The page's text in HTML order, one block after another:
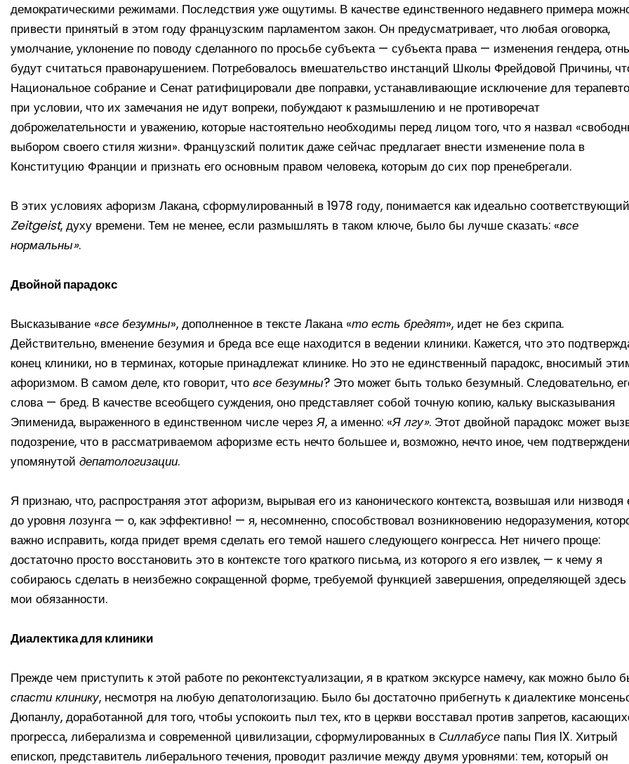
демократическими режимами. Последствия уже ощутимы. В качестве единственного недавнего примера
привести принятый в этом году французским парламентом закон. Он предусматривает, что любая оговорка,
умолчание, уклонение по поводу сделанного по просьбе субъекта — субъекта права — изменения гендера,
будут считаться правонарушением. Потребовалось вмешательство инстанций Школы Фрейдовой Причины,
Национальное собрание и Сенат ратифицировали две поправки, устанавливающие исключение для
при условии, что их замечания не идут вопреки, побуждают к размышлению и не противоречат
доброжелательности и уважению, которые настоятельно необходимы перед лицом того, что я назвал
выбором своего стиля жизни». Французский политик даже сейчас предлагает внести изменение пола в
Конституцию Франции и признать его основным правом человека, которым до сих пор пренебрегали.
В этих условиях афоризм Лакана, сформулированный в 1978 году, понимается как идеально соответствующий
Zeitgeist, духу времени. Тем не менее, если размышлять в таком ключе, было бы лучше сказать: «все
нормальны».
Двойной парадокс
Высказывание «все безумны», дополненное в тексте Лакана «то есть бредят», идет не без скрипа.
Действительно, вменение безумия и бреда все еще находится в ведении клиники. Кажется, что это
конец клиники, но в терминах, которые принадлежат клинике. Но это не единственный парадокс, вносимый
афоризмом. В самом деле, кто говорит, что все безумны? Это может быть только безумный. Следовательно,
слова — бред. В качестве всеобщего суждения, оно представляет собой точную копию, кальку высказывания
Эпименида, выраженного в единственном числе черезЯ, а именно: «Я лгу». Этот двойной парадокс может
подозрение, что в рассматриваемом афоризме есть нечто большее и, возможно, нечто иное, чем
упомянутой депатологизации.
Я признаю, что, распространяя этот афоризм, вырывая его из канонического контекста, возвышая или низводя
до уровня лозунга — о, как эффективно! — я, несомненно, способствовал возникновению недоразумения,
важно исправить, когда придет время сделать его темой нашего следующего конгресса. Нет ничего проще:
достаточно просто восстановить это в контексте того краткого письма, из которого я его извлек, — к чему я
собираюсь сделать в неизбежно сокращенной форме, требуемой функцией завершения, определяющей здесь
мои обязанности.
Диалектика для клиники
Прежде чем приступить к этой работе по реконтекстуализации, я в кратком экскурсе намечу, как можно было
спасти клинику, несмотря на любую депатологизацию. Было бы достаточно прибегнуть к диалектике
Дюпанлу, доработанной для того, чтобы успокоить пыл тех, кто в церкви восставал против запретов,
прогресса, либерализма и современной цивилизации, сформулированных в Силлабусе папы Пия IX. Хитрый
епископ, представитель либерального течения, проводит различие между двумя уровнями: тем, который он